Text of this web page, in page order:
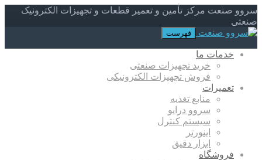
سروو صنعت مرکز تأمین و تعمیر قطعات و تجهیزات الکترونیک
صنعتی
فهرست
خدمات ما
خرید تجهیزات صنعتی
فروش تجهیزات الکترونیکی
تعمیرات
منابع تغذیه
سروو درایو
سیستم کنترل
اینورتر
ابزار دقیق
فروشگاه